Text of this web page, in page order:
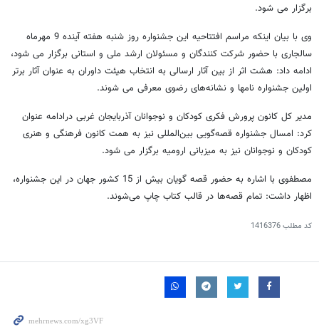
برگزار می شود.
وی با بیان اینکه مراسم افتتاحیه این جشنواره روز شنبه هفته آینده 9 مهرماه
سالجاری با حضور شرکت کنندگان و مسئولان ارشد ملی و استانی برگزار می شود،
ادامه داد: هشت اثر از بین آثار ارسالی به انتخاب هیئت داوران به عنوان آثار برتر
اولین جشنواره نامها و نشانه‌های رضوی معرفی می شوند.
مدیر کل کانون پرورش فکری کودکان و نوجوانان آذربایجان غربی درادامه عنوان
کرد: امسال جشنواره قصه‌گویی بین‌المللی نیز به همت کانون فرهنگی و هنری
کودکان و نوجوانان نیز به میزبانی ارومیه برگزار می شود.
مصطفوی با اشاره به حضور قصه گویان بیش از 15 کشور جهان در این جشنواره،
اظهار داشت: تمام قصه‌ها در قالب کتاب چاپ می‌شوند.
کد مطلب1416376